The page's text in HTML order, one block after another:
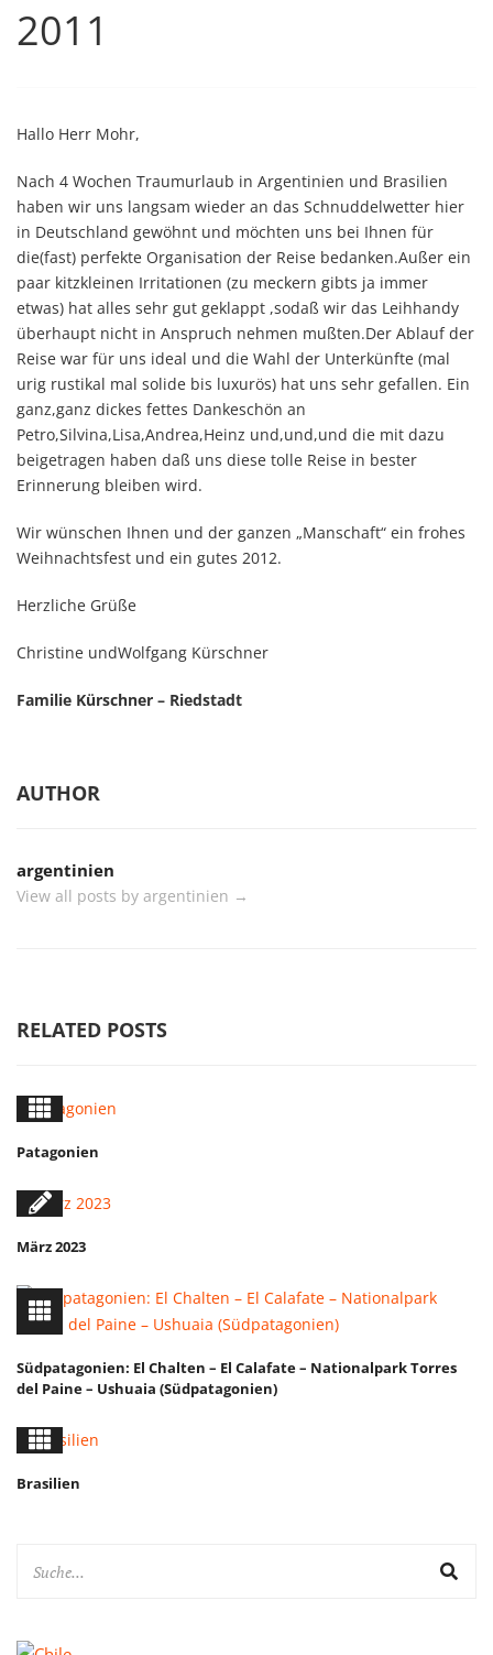
2011
Hallo Herr Mohr,
Nach 4 Wochen Traumurlaub in Argentinien und Brasilien
haben wir uns langsam wieder an das Schnuddelwetter hier
in Deutschland gewöhnt und möchten uns bei Ihnen für
die(fast) perfekte Organisation der Reise bedanken.Außer ein
paar kitzkleinen Irritationen (zu meckern gibts ja immer
etwas) hat alles sehr gut geklappt ,sodaß wir das Leihhandy
überhaupt nicht in Anspruch nehmen mußten.Der Ablauf der
Reise war für uns ideal und die Wahl der Unterkünfte (mal
urig rustikal mal solide bis luxurös) hat uns sehr gefallen. Ein
ganz,ganz dickes fettes Dankeschön an
Petro,Silvina,Lisa,Andrea,Heinz und,und,und die mit dazu
beigetragen haben daß uns diese tolle Reise in bester
Erinnerung bleiben wird.
Wir wünschen Ihnen und der ganzen „Manschaft“ ein frohes
Weihnachtsfest und ein gutes 2012.
Herzliche Grüße
Christine undWolfgang Kürschner
Familie Kürschner – Riedstadt
AUTHOR
argentinien
View all posts by argentinien →
RELATED POSTS
Patagonien
März 2023
Südpatagonien: El Chalten – El Calafate – Nationalpark Torres
del Paine – Ushuaia (Südpatagonien)
Brasilien